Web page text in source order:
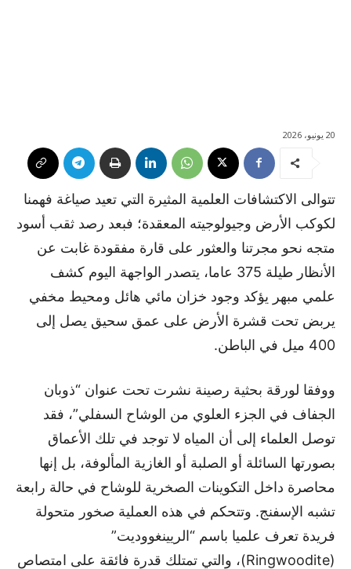
20 يونيو، 2026
تتوالى الاكتشافات العلمية المثيرة التي تعيد صياغة فهمنا
لكوكب الأرض وجيولوجيته المعقدة؛ فبعد رصد ثقب أسود
متجه نحو مجرتنا والعثور على قارة مفقودة غابت عن
الأنظار طيلة 375 عاما، يتصدر الواجهة اليوم كشف
علمي مبهر يؤكد وجود خزان مائي هائل ومحيط مخفي
يربض تحت قشرة الأرض على عمق سحيق يصل إلى
400 ميل في الباطن.
ووفقا لورقة بحثية رصينة نشرت تحت عنوان “ذوبان
الجفاف في الجزء العلوي من الوشاح السفلي”، فقد
توصل العلماء إلى أن المياه لا توجد في تلك الأعماق
بصورتها السائلة أو الصلبة أو الغازية المألوفة، بل إنها
محاصرة داخل التكوينات الصخرية للوشاح في حالة رابعة
تشبه الإسفنج. وتتحكم في هذه العملية صخور متحولة
فريدة تعرف علميا باسم “الريينغووديت”
(Ringwoodite)، والتي تمتلك قدرة فائقة على امتصاص